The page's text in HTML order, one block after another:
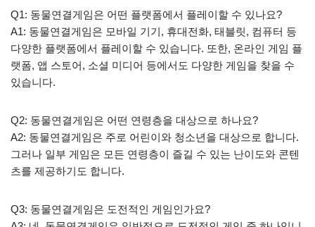
Q1: 동물연결게임은 어떤 플랫폼에서 플레이할 수 있나요?
A1: 동물연결게임은 모바일 기기, 휴대전화, 태블릿, 컴퓨터 등
다양한 플랫폼에서 플레이할 수 있습니다. 또한, 온라인 게임 플
랫폼, 앱 스토어, 소셜 미디어 등에서도 다양한 게임을 찾을 수
있습니다.
Q2: 동물연결게임은 어떤 연령층을 대상으로 하나요?
A2: 동물연결게임은 주로 어린이와 청소년을 대상으로 합니다.
그러나 일부 게임은 모든 연령층이 즐길 수 있는 난이도와 콘텐
츠를 제공하기도 합니다.
Q3: 동물연결게임은 도전적인 게임인가요?